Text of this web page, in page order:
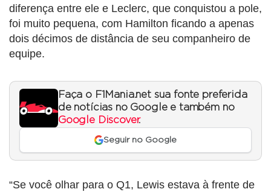
diferença entre ele e Leclerc, que conquistou a pole,
foi muito pequena, com Hamilton ficando a apenas
dois décimos de distância de seu companheiro de
equipe.
Faça o F1Mania.net sua fonte preferida
de notícias no Google e também no
Google Discover.
Seguir no Google
“Se você olhar para o Q1, Lewis estava à frente de